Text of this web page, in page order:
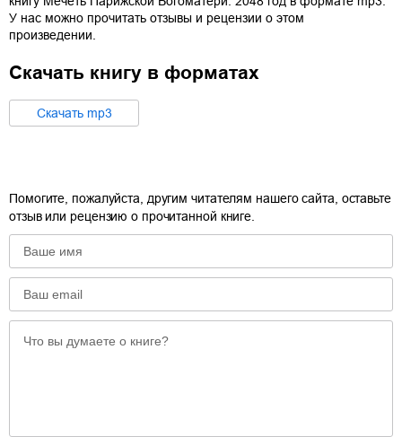
У нас можно прочитать отзывы и рецензии о этом
произведении.
Скачать книгу в форматах
Cкачать mp3
Помогите, пожалуйста, другим читателям нашего сайта, оставьте
отзыв или рецензию о прочитанной книге.